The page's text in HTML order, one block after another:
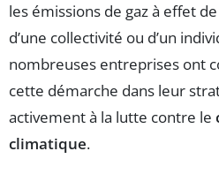
les émissions de gaz à effet
d’une collectivité ou d’un
nombreuses entreprises ont
cette démarche dans leur
activement à la lutte contre le
climatique.